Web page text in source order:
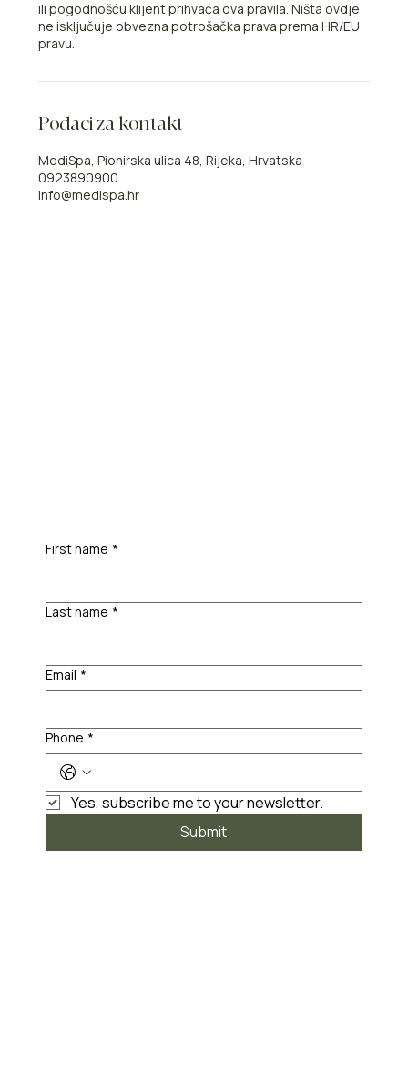
ili pogodnošću klijent prihvaća ova pravila. Ništa ovdje
ne isključuje obvezna potrošačka prava prema HR/EU
pravu.
Podaci za kontakt
MediSpa, Pionirska ulica 48, Rijeka, Hrvatska
0923890900
info@medispa.hr
First name *
Last name *
Email *
Phone *
Yes, subscribe me to your newsletter.
Submit